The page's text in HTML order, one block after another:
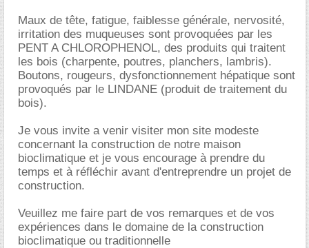
Maux de tête, fatigue, faiblesse générale, nervosité,
irritation des muqueuses sont provoquées par les
PENT A CHLOROPHENOL, des produits qui traitent
les bois (charpente, poutres, planchers, lambris).
Boutons, rougeurs, dysfonctionnement hépatique sont
provoqués par le LINDANE (produit de traitement du
bois).
Je vous invite a venir visiter mon site modeste
concernant la construction de notre maison
bioclimatique et je vous encourage à prendre du
temps et à réfléchir avant d'entreprendre un projet de
construction.
Veuillez me faire part de vos remarques et de vos
expériences dans le domaine de la construction
bioclimatique ou traditionnelle